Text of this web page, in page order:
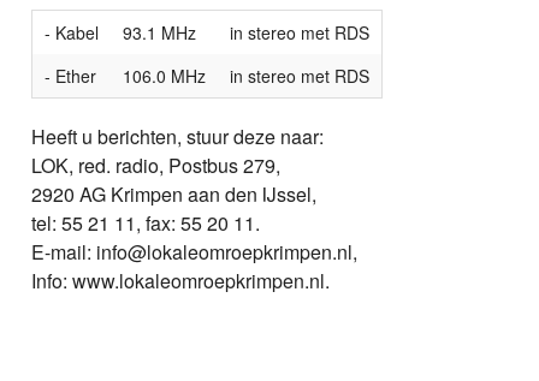
- Kabel 93.1 MHz
in stereo met RDS
- Ether
106.0 MHz in stereo met RDS
Heeft u berichten, stuur deze naar:
LOK, red. radio, Postbus 279,
2920 AG Krimpen aan den IJssel,
tel: 55 21 11, fax: 55 20 11.
E-mail: info@lokaleomroepkrimpen.nl,
Info: www.lokaleomroepkrimpen.nl.